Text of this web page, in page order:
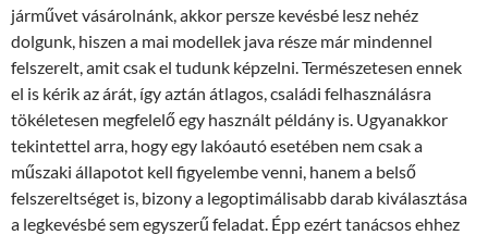
járművet vásárolnánk, akkor persze kevésbé lesz nehéz
dolgunk, hiszen a mai modellek java része már mindennel
felszerelt, amit csak el tudunk képzelni. Természetesen ennek
el is kérik az árát, így aztán átlagos, családi felhasználásra
tökéletesen megfelelő egy használt példány is. Ugyanakkor
tekintettel arra, hogy egy lakóautó esetében nem csak a
műszaki állapotot kell figyelembe venni, hanem a belső
felszereltséget is, bizony a legoptimálisabb darab kiválasztása
a legkevésbé sem egyszerű feladat. Épp ezért tanácsos ehhez